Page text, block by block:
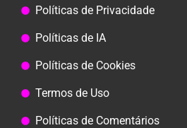
Políticas de Privacidade
Políticas de IA
Políticas de Cookies
Termos de Uso
Políticas de Comentários